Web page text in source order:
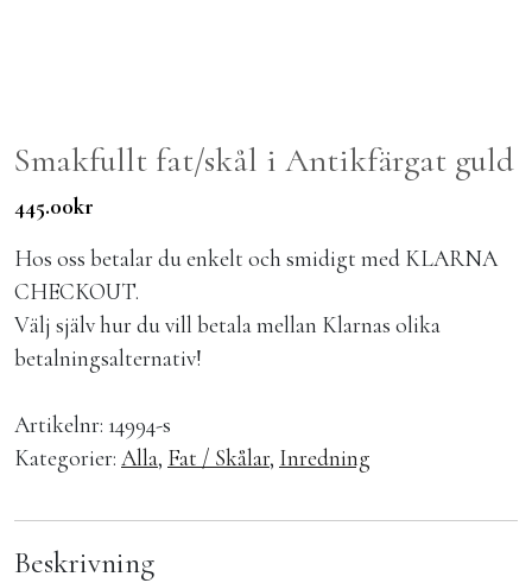
Smakfullt fat/skål i Antikfärgat guld
445.00kr
Hos oss betalar du enkelt och smidigt med KLARNA
CHECKOUT.
Välj själv hur du vill betala mellan Klarnas olika
betalningsalternativ!
Artikelnr: 14994-s
Kategorier: Alla, Fat / Skålar, Inredning
Beskrivning